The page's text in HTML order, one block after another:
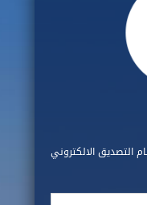
التصديق الالكتروني